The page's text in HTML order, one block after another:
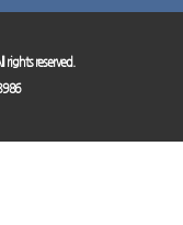
rights reserved.